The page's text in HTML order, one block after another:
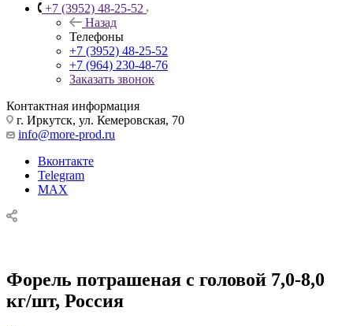
+7 (3952) 48-25-52
Назад
Телефоны
+7 (3952) 48-25-52
+7 (964) 230-48-76
Заказать звонок
Контактная информация
г. Иркутск, ул. Кемеровская, 70
info@more-prod.ru
Вконтакте
Telegram
MAX
Форель потрашеная с головой 7,0-8,0
кг/шт, Россия